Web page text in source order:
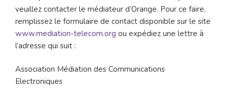
veuillez contacter le médiateur d’Orange. Pour ce faire,
remplissez le formulaire de contact disponible sur le site
www.mediation-telecom.org ou expédiez une lettre à
l’adresse qui suit :
Association Médiation des Communications
Electroniques